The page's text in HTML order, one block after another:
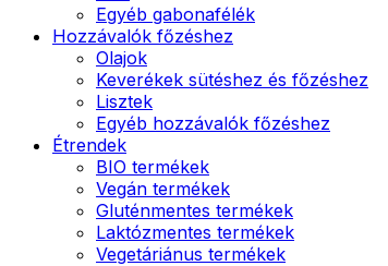
Egyéb gabonafélék
Hozzávalók főzéshez
Olajok
Keverékek sütéshez és főzéshez
Lisztek
Egyéb hozzávalók főzéshez
Étrendek
BIO termékek
Vegán termékek
Gluténmentes termékek
Laktózmentes termékek
Vegetáriánus termékek